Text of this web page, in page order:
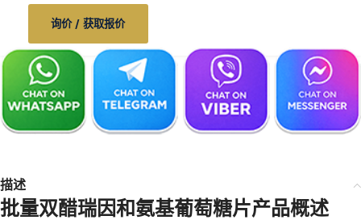
询价 / 获取报价
描述
批量双醋瑞因和氨基葡萄糖片产品概述